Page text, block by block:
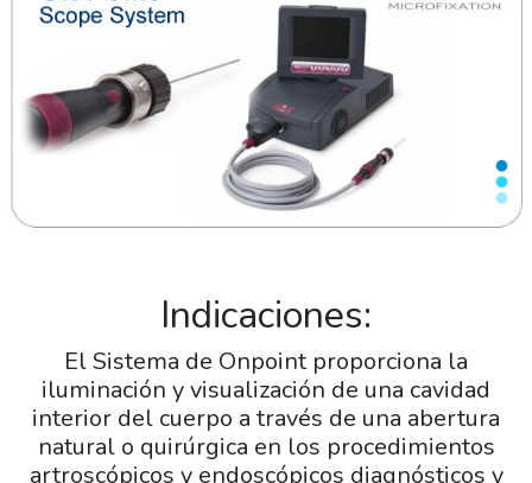
Indicaciones:
El Sistema de Onpoint proporciona la
iluminación y visualización de una cavidad
interior del cuerpo a través de una abertura
natural o quirúrgica en los procedimientos
artroscópicos y endoscópicos diagnósticos y